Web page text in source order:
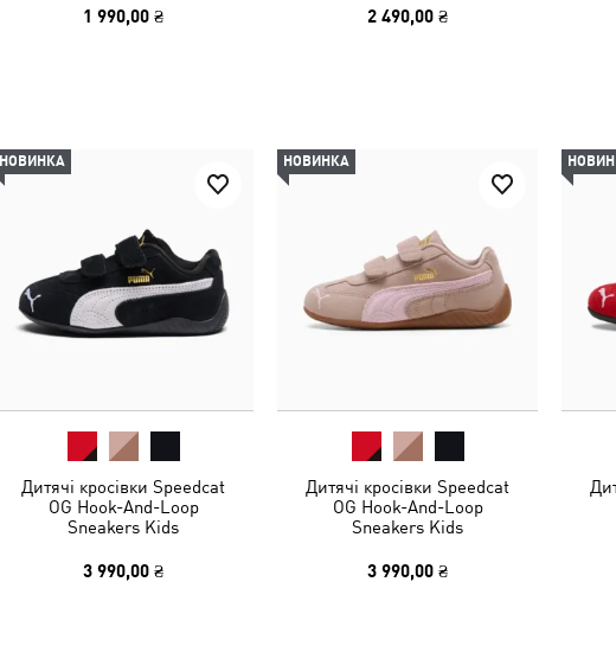
1 990,00 ₴ 2 490,00 ₴
НОВИНКА
Дитячі кросівки Speedcat
OG Hook-And-Loop
Sneakers Kids
3 990,00 ₴
НОВИНКА
Дитячі кросівки Speedcat
OG Hook-And-Loop
Sneakers Kids
3 990,00 ₴